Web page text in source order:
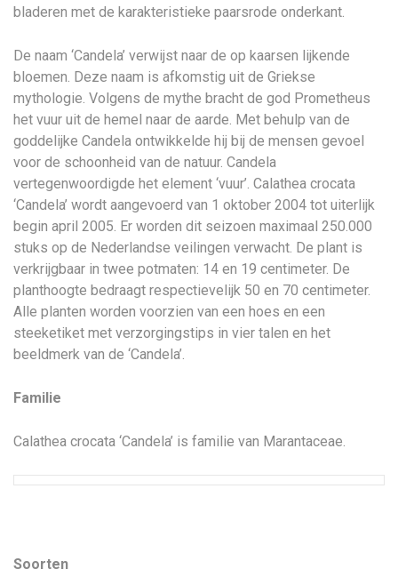
bladeren met de karakteristieke paarsrode onderkant.
De naam ‘Candela’ verwijst naar de op kaarsen lijkende
bloemen. Deze naam is afkomstig uit de Griekse
mythologie. Volgens de mythe bracht de god Prometheus
het vuur uit de hemel naar de aarde. Met behulp van de
goddelijke Candela ontwikkelde hij bij de mensen gevoel
voor de schoonheid van de natuur. Candela
vertegenwoordigde het element ‘vuur’. Calathea crocata
‘Candela’ wordt aangevoerd van 1 oktober 2004 tot uiterlijk
begin april 2005. Er worden dit seizoen maximaal 250.000
stuks op de Nederlandse veilingen verwacht. De plant is
verkrijgbaar in twee potmaten: 14 en 19 centimeter. De
planthoogte bedraagt respectievelijk 50 en 70 centimeter.
Alle planten worden voorzien van een hoes en een
steeketiket met verzorgingstips in vier talen en het
beeldmerk van de ‘Candela’.
Familie
Calathea crocata ‘Candela’ is familie van Marantaceae.
Soorten